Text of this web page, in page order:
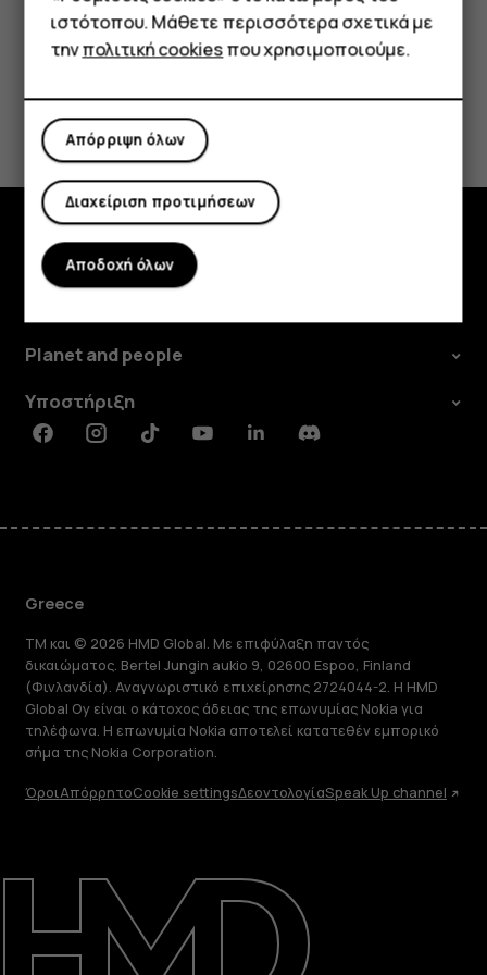
Tablet
Επισκευή, επαναχρησιμοποίηση,
ανακύκλωση
Υποστήριξη
Το βρήκατε χρήσιμο;
Ναι Όχι
Εξερευνήστε
Planet and people
Υποστήριξη
FacebookInstagramTiktokYoutubeLinkedinDiscord
Greece
TM και © 2026 HMD Global. Με επιφύλαξη παντός
δικαιώματος. Bertel Jungin aukio 9, 02600 Espoo, Finland
(Φινλανδία). Αναγνωριστικό επιχείρησης 2724044-2. Η HMD
Global Oy είναι ο κάτοχος άδειας της επωνυμίας Nokia για
τηλέφωνα. Η επωνυμία Nokia αποτελεί κατατεθέν εμπορικό
σήμα της Nokia Corporation.
ΌροιΑπόρρητοCookie settingsΔεοντολογίαSpeak Up channel
ιστότοπου. Μάθετε περισσότερα σχετικά με
τηνπολιτική cookiesπου χρησιμοποιούμε.
Απόρριψη όλων
Διαχείριση προτιμήσεων
Αποδοχή όλων